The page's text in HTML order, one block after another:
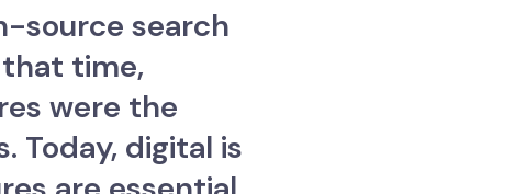
source search
time,
were the
Today, digital is